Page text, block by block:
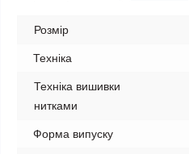
Розмір
Техніка
Техніка вишивки
нитками
Форма випуску